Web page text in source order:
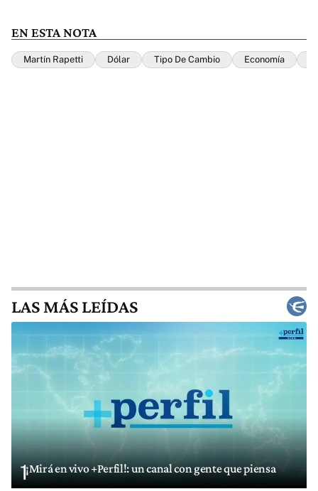
EN ESTA NOTA
Martín Rapetti Dólar Tipo De Cambio Economía
LAS MÁS LEÍDAS
1¡Mirá en vivo +Perfil!: un canal con gente que piensa